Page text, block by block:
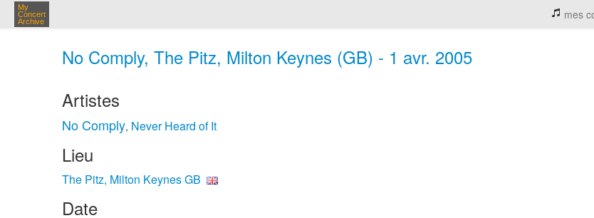
My
Concert
Archive
mes
No Comply, The Pitz, Milton Keynes (GB) - 1 avr. 2005
Artistes
No Comply, Never Heard of It
Lieu
The Pitz, Milton Keynes GB
Date